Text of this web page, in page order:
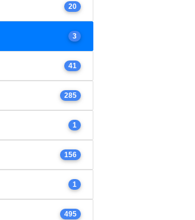
20
3
41
285
1
156
1
495